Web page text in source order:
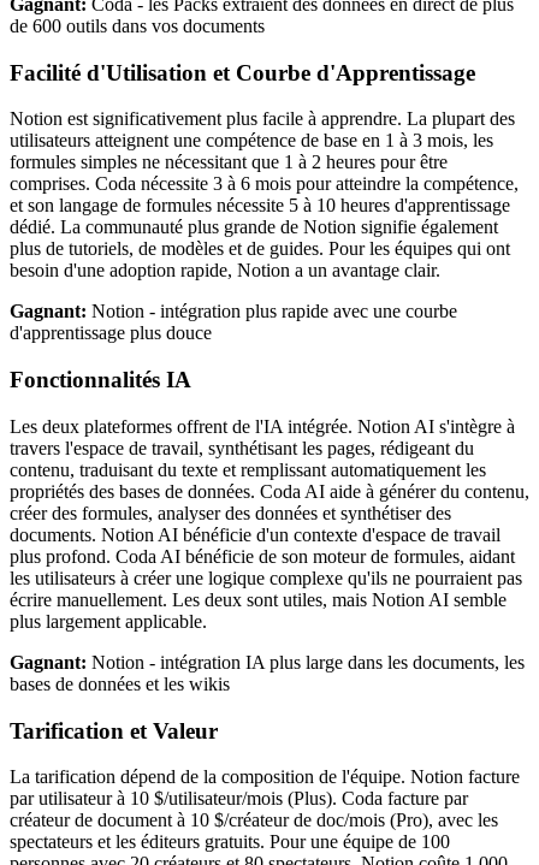
Gagnant: Coda - les Packs extraient des données en direct de plus
de 600 outils dans vos documents
Facilité d'Utilisation et Courbe d'Apprentissage
Notion est significativement plus facile à apprendre. La plupart des
utilisateurs atteignent une compétence de base en 1 à 3 mois, les
formules simples ne nécessitant que 1 à 2 heures pour être
comprises. Coda nécessite 3 à 6 mois pour atteindre la compétence,
et son langage de formules nécessite 5 à 10 heures d'apprentissage
dédié. La communauté plus grande de Notion signifie également
plus de tutoriels, de modèles et de guides. Pour les équipes qui ont
besoin d'une adoption rapide, Notion a un avantage clair.
Gagnant: Notion - intégration plus rapide avec une courbe
d'apprentissage plus douce
Fonctionnalités IA
Les deux plateformes offrent de l'IA intégrée. Notion AI s'intègre à
travers l'espace de travail, synthétisant les pages, rédigeant du
contenu, traduisant du texte et remplissant automatiquement les
propriétés des bases de données. Coda AI aide à générer du contenu,
créer des formules, analyser des données et synthétiser des
documents. Notion AI bénéficie d'un contexte d'espace de travail
plus profond. Coda AI bénéficie de son moteur de formules, aidant
les utilisateurs à créer une logique complexe qu'ils ne pourraient pas
écrire manuellement. Les deux sont utiles, mais Notion AI semble
plus largement applicable.
Gagnant: Notion - intégration IA plus large dans les documents, les
bases de données et les wikis
Tarification et Valeur
La tarification dépend de la composition de l'équipe. Notion facture
par utilisateur à 10 $/utilisateur/mois (Plus). Coda facture par
créateur de document à 10 $/créateur de doc/mois (Pro), avec les
spectateurs et les éditeurs gratuits. Pour une équipe de 100